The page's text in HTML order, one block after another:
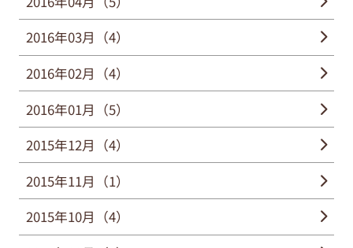
2016年03月（4）
2016年02月（4）
2016年01月（5）
2015年12月（4）
2015年11月（1）
2015年10月（4）